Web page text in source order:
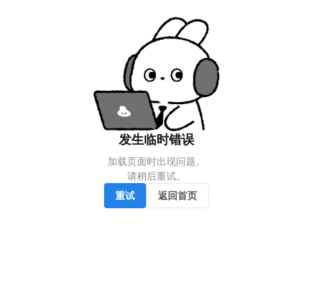
发生临时错误
加载页面时出现问题。
请稍后重试。
重试
返回首页